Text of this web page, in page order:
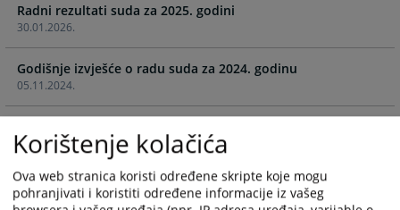
forward
to
interact
with
the
calendar
select
a
date.
forward
interact
with
calendar
select
date.
30.01.2026.
Radni rezultati suda za 2025. godini
05.11.2024.
Godišnje izvješće o radu suda za 2024. godinu
05.11.2023.
Informacija o provođenju planova rješavanja predmeta za
sudove sa područja jurisdikcije Kantonalnog suda u Novom
Korištenje kolačića
Ova web stranica koristi određene skripte koje mogu
pohranjivati i koristiti određene informacije iz vašeg